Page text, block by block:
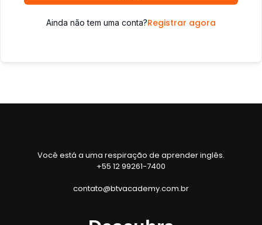
Ainda não tem uma conta?Registrar agora
Você está a uma respiração de aprender inglês.
+55 12 99261-7400
contato@btvacademy.com.br